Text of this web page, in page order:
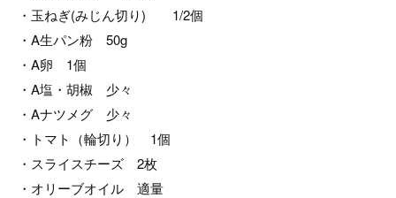
・玉ねぎ(みじん切り) 1/2個
・A生パン粉 50g
・A卵 1個
・A塩・胡椒 少々
・Aナツメグ 少々
・トマト（輪切り） 1個
・スライスチーズ 2枚
・オリーブオイル 適量